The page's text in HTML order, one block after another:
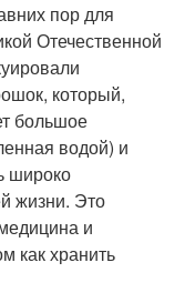
пор для
Отечественной
который,
большое
водой) и
широко
жизни. Это
и
как хранить